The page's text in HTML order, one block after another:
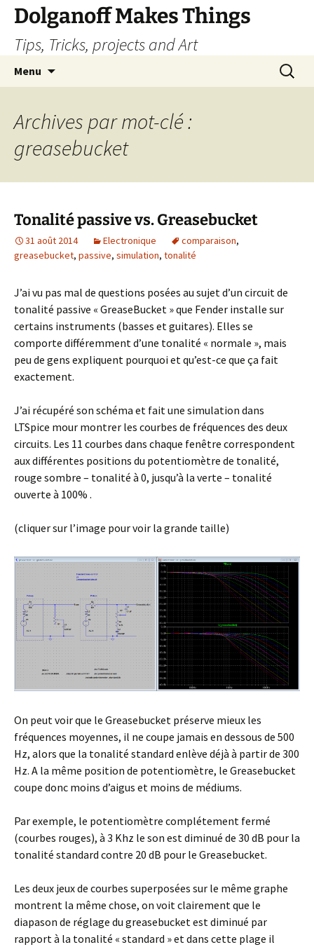
Dolganoff Makes Things
Tips, Tricks, projects and Art
Menu
Archives par mot-clé :
greasebucket
Tonalité passive vs. Greasebucket
31 août 2014 Electronique comparaison,
greasebucket, passive, simulation, tonalité
J’ai vu pas mal de questions posées au sujet d’un circuit de
tonalité passive « GreaseBucket » que Fender installe sur
certains instruments (basses et guitares). Elles se
comporte différemment d’une tonalité « normale », mais
peu de gens expliquent pourquoi et qu’est-ce que ça fait
exactement.
J’ai récupéré son schéma et fait une simulation dans
LTSpice mour montrer les courbes de fréquences des deux
circuits. Les 11 courbes dans chaque fenêtre correspondent
aux différentes positions du potentiomètre de tonalité,
rouge sombre – tonalité à 0, jusqu’à la verte – tonalité
ouverte à 100% .
(cliquer sur l’image pour voir la grande taille)
On peut voir que le Greasebucket préserve mieux les
fréquences moyennes, il ne coupe jamais en dessous de 500
Hz, alors que la tonalité standard enlève déjà à partir de 300
Hz. A la même position de potentiomètre, le Greasebucket
coupe donc moins d’aigus et moins de médiums.
Par exemple, le potentiomètre complétement fermé
(courbes rouges), à 3 Khz le son est diminué de 30 dB pour la
tonalité standard contre 20 dB pour le Greasebucket.
Les deux jeux de courbes superposées sur le même graphe
montrent la même chose, on voit clairement que le
diapason de réglage du greasebucket est diminué par
rapport à la tonalité « standard » et dans cette plage il